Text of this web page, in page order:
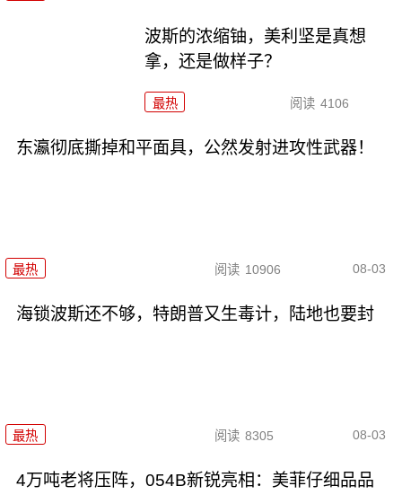
波斯的浓缩铀，美利坚是真想
拿，还是做样子？
最热 阅读 4106
东瀛彻底撕掉和平面具，公然发射进攻性武器！
最热 阅读 10906 08-03
海锁波斯还不够，特朗普又生毒计，陆地也要封
最热 阅读 8305 08-03
4万吨老将压阵，054B新锐亮相：美菲仔细品品